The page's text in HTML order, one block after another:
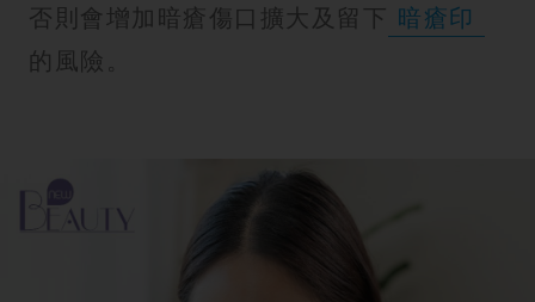
否則會增加暗瘡傷口擴大及留下 暗瘡印
的風險。